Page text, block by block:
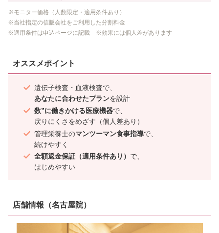
※モニター価格（人数限定・適用条件あり）
※当社指定の信販会社をご利用した分割料金
※適用条件は申込ページに記載 ※効果には個人差があります
オススメポイント
遺伝子検査・血液検査で、
あなたに合わせたプランを設計
数”に働きかける医療機器で、
戻りにくさをめざす（個人差あり）
管理栄養士のマンツーマン食事指導で、
続けやすく
全額返金保証（適用条件あり） で、
はじめやすい
店舗情報（名古屋院）